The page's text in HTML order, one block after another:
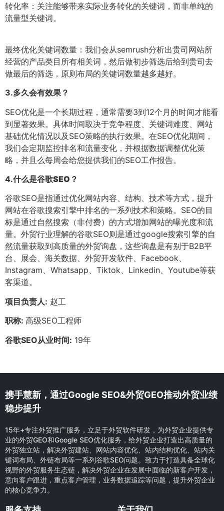
转化率：关注能够带来实际业务转化的关键词，而非单纯的
流量型关键词。
最终优化关键词数量：我们会从semrush分析出贵司网站所
经营的产品类目所有相关词，然后做初步筛选后给到贵司去
做最后的筛选，原则布局的关键词数量越多越好。
3.多久会有效果？
SEO优化是一个长期过程，通常需要3到12个月的时间才能看
到显著效果。具体时间取决于竞争程度、关键词难度、网站
基础优化情况以及SEO策略的执行效果。在SEO优化期间，
我们会定期监控排名和流量变化，并根据数据调整优化策
略，并且么每周会给您提供我们的SEO工作报告。
4.什么是谷歌SEO？
谷歌SEO是指通过优化网站内容、结构、技术等方式，提升
网站在谷歌搜索引擎中排名的一系列技术和策略。SEO的目
标是通过自然搜索（非付费）的方式增加网站的曝光度和流
量。外贸行业理解的谷歌SEO则是通过google搜索引擎的自
然流量获取到高质量的外贸询盘，这些询盘是有别于B2B平
台、展会、海关数据、外贸开发软件、Facebook、
Instagram、Whatsapp、Tiktok、Linkedin、Youtube等获
客渠道。
项目负责人: 赵工
职称: 高级SEO工程师
谷歌SEO从业时间: 19年
携手慧新，通过Google SEO&外贸GEO推动外贸业绩
稳步提升
15年+专注外贸推广服务，立足于外贸软件研发，为外贸企业提供专
业的外贸GEO和Google SEO优化服务，给外贸企业打造出高质量的
外贸独立站，解决外贸建站、网站内容优化、站内结构优化、站内关
键词布局、外链布局等一系列谷歌SEO问题。致力于打造具备全球化
视野的外贸服务生态链，解决外贸企业在发展中面临的新客户开发，
意向客户跟进，重点客户管理，业务数据追踪等问题，提升外贸企业
的核心竞争力。